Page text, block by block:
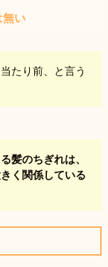
無い
たり前、と言う
髪のちぎれは、
く関係している